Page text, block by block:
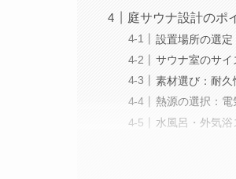
庭サウナ設計のポ
設置場所の選
サウナ室のサ
素材選び：耐
熱源の選択：
水風呂・外気